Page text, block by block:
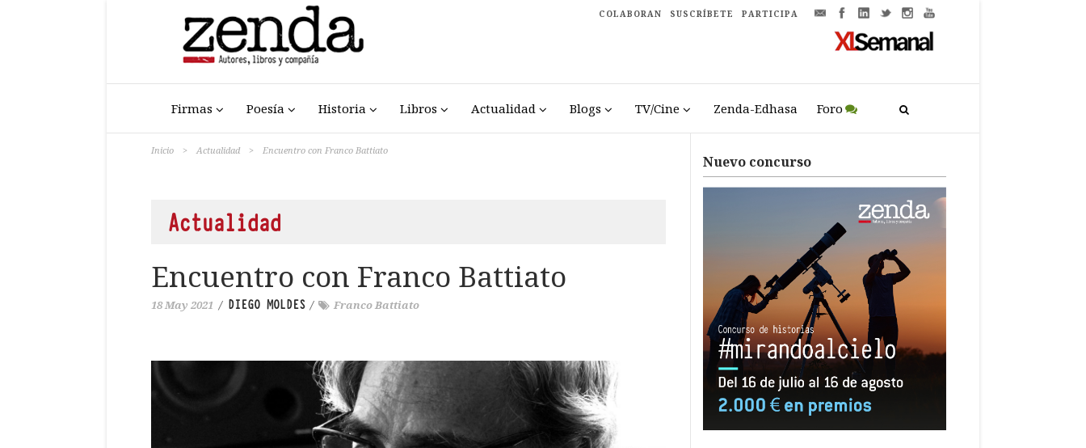
COLABORAN SUSCRÍBETE PARTICIPA
Firmas Poesía Historia Libros Actualidad Blogs TV/Cine Zenda-Edhasa Foro
Inicio > Actualidad > Encuentro con Franco Battiato
Actualidad
Encuentro con Franco Battiato
18 May 2021 / DIEGO MOLDES / Franco Battiato
Nuevo concurso